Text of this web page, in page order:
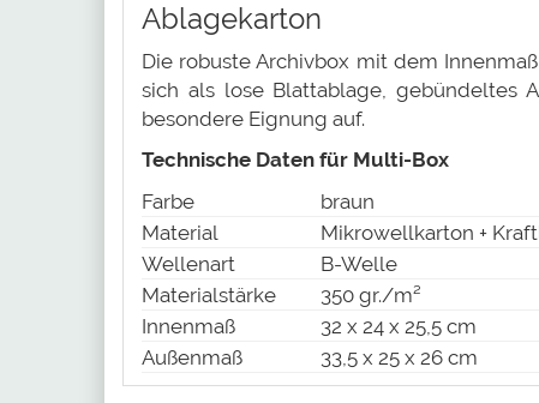
Ablagekarton
Die robuste Archivbox mit dem
sich als lose Blattablage, gebündeltes
besondere Eignung auf.
Technische Daten für Multi-Box
Farbe
braun
Material
Mikrowellkarton +
Wellenart
B-Welle
Materialstärke
350 gr./m²
Innenmaß
32 x 24 x 25,5 cm
Außenmaß
33,5 x 25 x 26 cm